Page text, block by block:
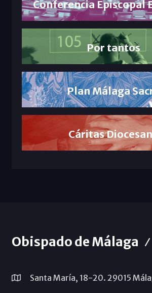
Conferencia Episcopal
Por tantos
Plan Málaga
Cáritas
Obispado de Málaga
Santa María, 18-20. 29015